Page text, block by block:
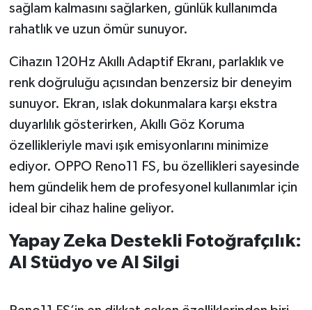
sağlam kalmasını sağlarken, günlük kullanımda
rahatlık ve uzun ömür sunuyor.
Cihazın 120Hz Akıllı Adaptif Ekranı, parlaklık ve
renk doğruluğu açısından benzersiz bir deneyim
sunuyor. Ekran, ıslak dokunmalara karşı ekstra
duyarlılık gösterirken, Akıllı Göz Koruma
özellikleriyle mavi ışık emisyonlarını minimize
ediyor. OPPO Reno11 FS, bu özellikleri sayesinde
hem gündelik hem de profesyonel kullanımlar için
ideal bir cihaz haline geliyor.
Yapay Zeka Destekli Fotoğrafçılık:
AI Stüdyo ve AI Silgi